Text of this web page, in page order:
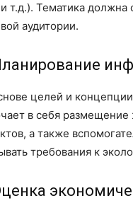
т.д.). Тематика
аудитории.
целей и
в себя размещение
а также
требования к